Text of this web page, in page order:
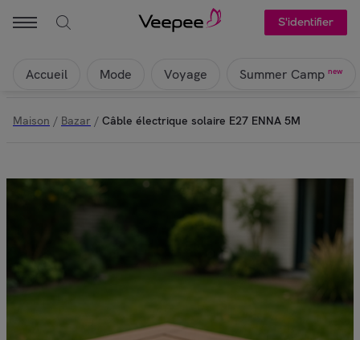
S'identifier
Accueil Mode Voyage Summer Camp new
Maison / Bazar / Câble électrique solaire E27 ENNA 5M